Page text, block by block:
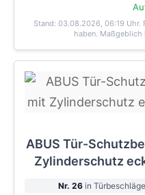
Stand: 03.08.2026, 06:19 Uhr.
haben. Maßgeblich
ABUS Tür-
Zylinderschutz
Nr. 26in